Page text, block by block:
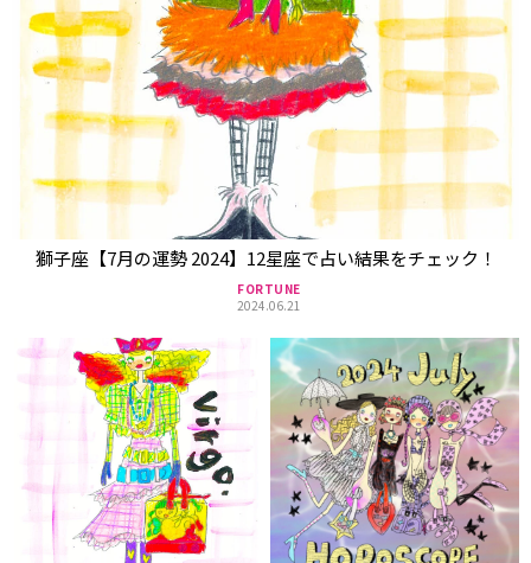
獅子座【7月の運勢 2024】12星座で占い結果をチェック！
FORTUNE
2024.06.21